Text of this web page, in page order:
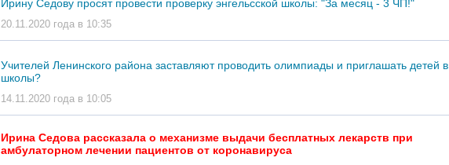
Ирину Седову просят провести проверку энгельсской школы: "За месяц - 3 ЧП!"
20.11.2020 года в 10:35
Учителей Ленинского района заставляют проводить олимпиады и приглашать детей в
школы?
14.11.2020 года в 10:05
Ирина Седова рассказала о механизме выдачи бесплатных лекарств при
амбулаторном лечении пациентов от коронавируса